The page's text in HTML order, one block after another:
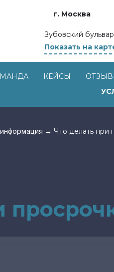
г. Москва
Зубовский
Показать на
КЕЙСЫ
→ Что делать при